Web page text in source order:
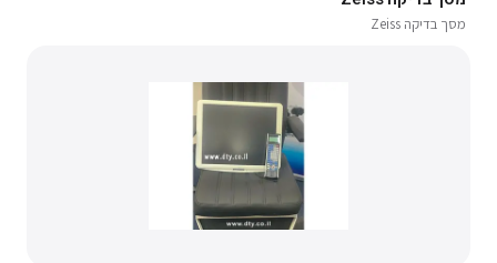
מסך בדיקה Zeiss